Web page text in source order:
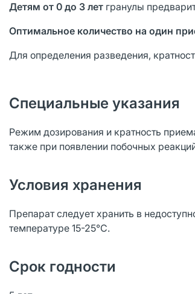
Детям от 0 до 3 лет гранулы
Оптимальное количество на один
Для определения разведения,
Специальные указания
Режим дозирования и кратность
также при появлении побочных
Условия хранения
Препарат следует хранить в
температуре 15-25°C.
Срок годности